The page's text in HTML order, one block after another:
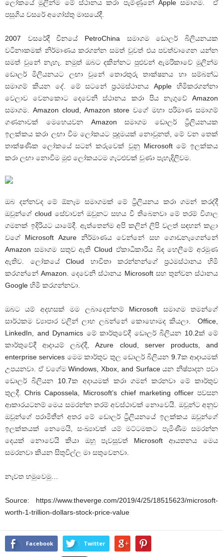
ලෝකයේ මුලින්ම මේ ස්ථානය කරා පැමිණුනේ Apple සමාගම. ඒ
පසුගිය වසරේ අගෝස්තු මාසයේදී.
2007 වසරේදී චීනයේ PetroChina සමාගම ඩොලර් බිලියනයක
වටිනාකමක් නිර්මාණය කරගන්න සමත් වුවත් එය පවත්වාගෙන යන්න
සමත් වුනේ නැහැ. නමුත් ඔබට දකින්නට පුළුවන් ඇමරිකාවේ මුලින්ම
ඩොලර් මිලියනයට ලඟා වුනේ තොරතුරු තාක්ෂනය හා සම්බන්ධ
සමාගම් කියන දේ. මේ සටනේ ප්‍රථමස්ථානය Apple හිමිකරගන්නා
වෙලාව වෙනකොට දෙවෙනි ස්ථානය කරා පිය නැගුවේ Amazon
සමාගම. Amazon cloud, Amazon store වගේ මහා පරිමාණ සමාගම්
ගණනාවක් මෙහෙයවන Amazon සමාගම ඩොලර් ට්‍රිලියනයක
ඉලක්කය කරා ලඟා වීම ලෝකයට පුදුමයක් නොවුනත්, මේ වන තෙක්
තාක්ෂණික ලෝකයේ සටන් කරුවෙක් වුනු Microsoft මේ ඉලක්කය
කරා ලඟා නොවීම මුළු ලෝකයටම ගැටළුවක් වුණා පැහැදිලිවම.
ඔබ දන්නවද මේ ඕනෑම සමාගමක් මේ ට්‍රිලියනය කරා ගමන් කරද්දී
ඔවුන්ගේ cloud සේවාවන් ඔවුනට සහය වී තිබෙනවා මේ තරම් විශාල
ගමනක් ඉදිරියට යාමේදී. ඇත්තෙන්ම අපි කලින් ලිපි වලත් සඳහන් කළා
වගේ Microsoft Azure නිර්මාණය වෙන්නේ සහ ගොඩනැගෙන්නේ
Amazon සමාගම සතුව ඇති Cloud ඒකාධිකාරිය බිඳ හෙලීමේ අරමුණ
ඇතිව. ලෝකයේ Cloud හාවිතා කරන්නන්ගේ ප්‍රථමස්ථානය හිමි
කරගන්නේ Amazon. දෙවෙනි ස්ථානය Microsoft සහ තුන්වන ස්ථානය
Google හිමි කරගන්නවා.
ඔබට යම් අදහසක් මම ලබාදෙන්නම් Microsoft සමාගම තමන්ගේ
සාර්ථකම ව්‍යාපාර වලින් ලාභ ලබන්නේ කොහොමද කියලා. Office,
LinkedIn, and Dynamics මේ කාර්තුවේදී ඩොලර් බිලියන 10.2ක් මේ
කාර්තුවේදී ආදායම් ලබද්දී, Azure cloud, server products, and
enterprise services මෙම කාර්තුව තුල ඩොලර් බිලියන 9.7ක ආදායමක්
උපයනවා. ඒ වගේම Windows, Xbox, and Surface යන නිෂ්පාදන පවා
ඩොලර් බිලියන 10.7ක අදායමක් කරා ගමන් කරනවා මේ කාර්තුව
තුලදී. Chris Capossela, Microsoft’s chief marketing officer පවසන
ආකාරයටනම් මෙය සමරන්න තරම් අවස්ථාවක් නොවෙයි. ඔවුන්ට අනුව
ඔවුන්ගේ පරාමිතීන් අතර මේ ඩොලර් ට්‍රිලියනයේ ඉලක්කය ඔවුන්ගේ
ඉලක්කයක් නෙමෙයි, සංඛ්‍යාවක් යම් මට්ටමකට පැමිණීම සමරන්න
දෙයක් නොවෙයි කියා ඔහු පැවසුවත් Microsoft ආයතනය මෙය
සමරනවා කියන සිතුවිල්ල මා සතුවෙනවා.
නැවත හමුවෙමු…
Source: https://www.theverge.com/2019/4/25/18515623/microsoft-
worth-1-trillion-dollars-stock-price-value
Facebook Twitter